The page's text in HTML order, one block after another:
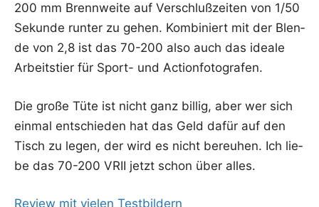
200 mm Brenn­wei­te auf Ver­schluß­zei­ten von 1/50
Sekun­de run­ter zu gehen. Kom­bi­niert mit der Blen­
de von 2,8 ist das 70-200 also auch das idea­le
Arbeits­tier für Sport- und Actionfotografen.
Die gro­ße Tüte ist nicht ganz bil­lig, aber wer sich
ein­mal ent­schie­den hat das Geld dafür auf den
Tisch zu legen, der wird es nicht bereu­hen. Ich lie­
be das 70-200 VRII jetzt schon über alles.
Review mit vie­len Testbildern